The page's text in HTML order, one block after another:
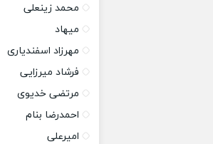
محمد زینعلی
میهاد
مهرزاد اسفندیاری
فرشاد میرزایی
مرتضی خدیوی
احمدرضا بنام
امیرعلی